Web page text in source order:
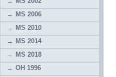
MS 2006
MS 2010
MS 2014
MS 2018
OH 1996